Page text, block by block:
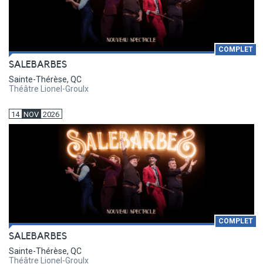
COMPLET
SALEBARBES
Sainte-Thérèse, QC
Théâtre Lionel-Groulx
14 NOV 2026
COMPLET
SALEBARBES
Sainte-Thérèse, QC
Théâtre Lionel-Groulx